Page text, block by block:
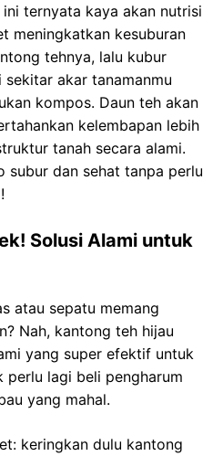
ternyata kaya akan nutrisi
meningkatkan kesuburan
tehnya, lalu kubur
akar tanamanmu
kompos. Daun teh akan
kelembapan lebih
tanah secara alami.
subur dan sehat tanpa perlu
Solusi Alami untuk
atau sepatu memang
Nah, kantong teh hijau
yang super efektif untuk
perlu lagi beli pengharum
yang mahal.
keringkan dulu kantong